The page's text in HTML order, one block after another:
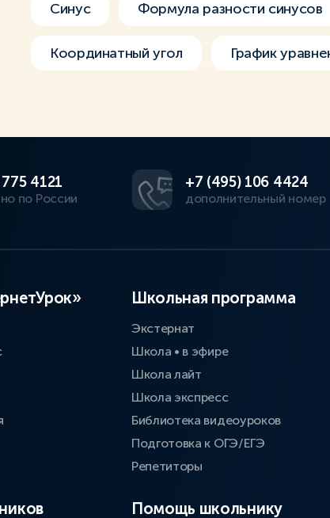
Синус Формула разности синусов
Координатный угол График
4121
по России
+7 (495) 106 4424
дополнительный номер
Школьная программа
Экстернат
Школа • в эфире
Школа лайт
Школа экспресс
Библиотека видеоуроков
Подготовка к ОГЭ/ЕГЭ
Репетиторы
Помощь школьнику